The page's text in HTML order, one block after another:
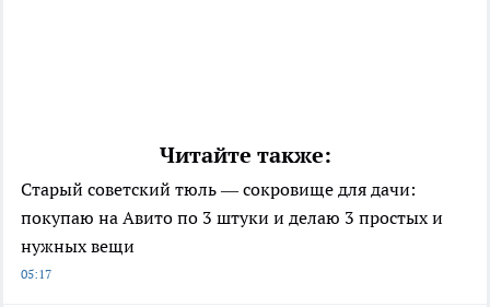
Читайте также:
Старый советский тюль — сокровище для дачи:
покупаю на Авито по 3 штуки и делаю 3 простых и
нужных вещи
05:17